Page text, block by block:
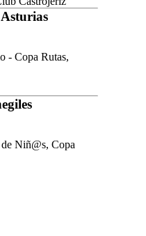
- Copa Rutas,
Niñ@s, Copa